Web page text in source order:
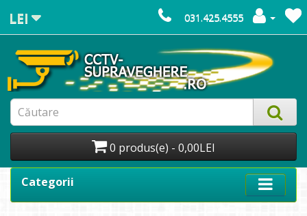
LEI 031.425.4555
0 produs(e) - 0,00LEI
Categorii